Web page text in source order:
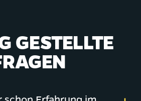
GESTELLTE